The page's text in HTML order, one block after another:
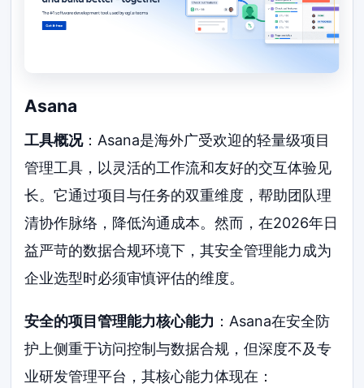
Asana
工具概况：Asana是海外广受欢迎的轻量级项目
管理工具，以灵活的工作流和友好的交互体验见
长。它通过项目与任务的双重维度，帮助团队理
清协作脉络，降低沟通成本。然而，在2026年日
益严苛的数据合规环境下，其安全管理能力成为
企业选型时必须审慎评估的维度。
安全的项目管理能力核心能力 ：Asana在安全防
护上侧重于访问控制与数据合规，但深度不及专
业研发管理平台，其核心能力体现在：